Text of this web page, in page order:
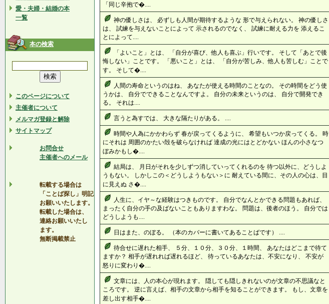
愛・夫婦・結婚の本
一覧
本の検索
このページについて
主催者について
メルマガ登録と解除
サイトマップ
お問合せ
主催者へのメール
転載する場合は
「ことば探し」明記
お願いいたします。
転載した場合は、
連絡お願いいたし
ます。
無断掲載禁止
「同じ辛抱で�....
神の優しさは、 必ずしも人間が期待するような 形で与えられない。 神の優しさ
は、 試練を与えないことによって 示されるのでなく、 試練に耐える力を 添えるこ
とによって....
「よいこと」とは、 「自分が喜び、他人も喜ぶ」行いです。 そして「あとで後
悔しない」ことです。 「悪いこと」とは、 「自分が苦しみ、他人も苦しむ」ことで
す。 そして�....
人間の寿命というのはね、 あなたが使える時間のことなの。 その時間をどう使
うかは、 自分でできることなんですよ。 自分の未来というのは、 自分で開発でき
る。 それは....
言うと為すでは、 大きな隔たりがある。 ....
時間や人為にかかわらず 春が戻ってくるように、 希望もいつか戻ってくる。 時
にそれは 周囲のかたい殻を破らなければ 達成の光にはとどかない ほんの小さなつ
ぼみかもし�....
結局は、 月日がそれを少しずつ消していってくれるのを 待つ以外に、どうしよ
うもない。 しかしこの＜どうしようもない＞に 耐えている間に、その人の心は、目
に見えぬ さ�....
人生に、イヤ～な経験はつきものです。 自分でなんとかできる問題もあれば、
まったく自分の手の及ばないこともありますわな。 問題は、後者のほう。 自分では
どうしようも....
日はまた、のぼる。 （本のカバーに書いてあることばです） ....
待合せに遅れた相手、 ５分、１０分、３０分、１時間、 あなたはどこまで待て
ますか？ 相手が遅れれば遅れるほど、 待っているあなたは、不安になり、 不安が
怒りに変わり�....
文章には、人の本心が現れます。 隠しても隠しきれないのが文章の不思議なと
ころです。 逆に言えば、相手の文章から相手を知ることができます。 もし、文章を
差し出す相手�....